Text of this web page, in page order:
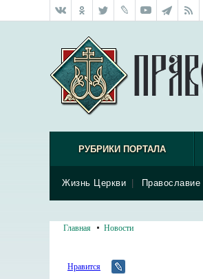
РУБРИКИ ПОРТАЛА
Жизнь Церкви
Главная Новости
Нравится